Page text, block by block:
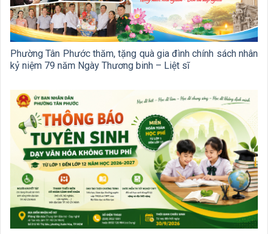
Phường Tân Phước thăm, tặng quà gia đình chính sách nhân
kỷ niệm 79 năm Ngày Thương binh – Liệt sĩ